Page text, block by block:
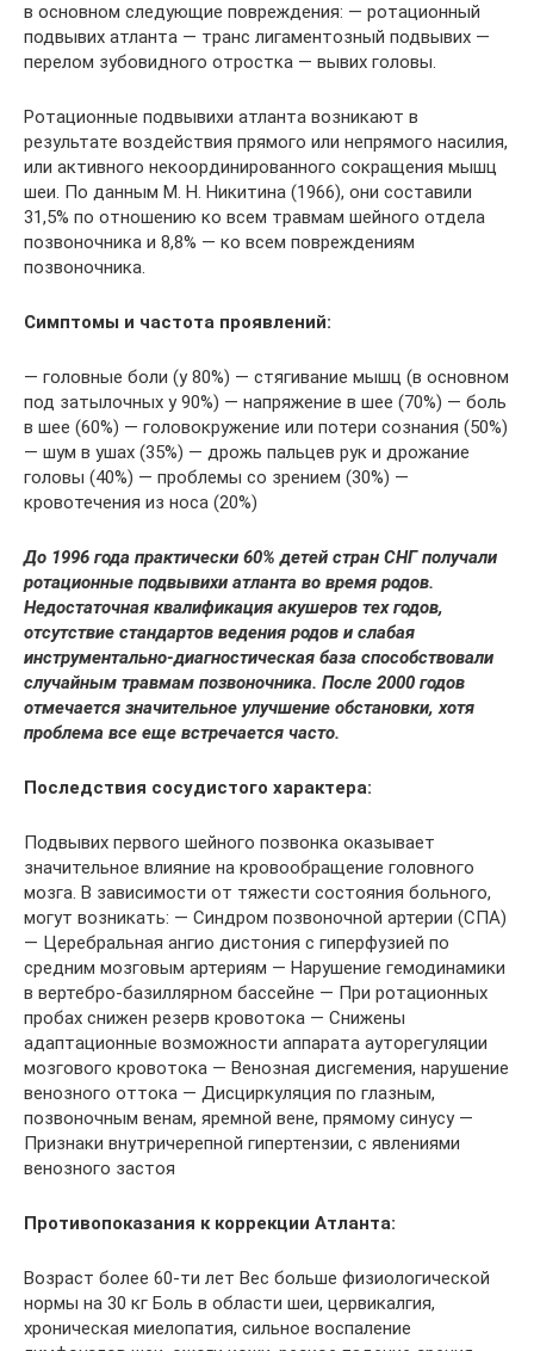
в основном следующие повреждения: — ротационный
подвывих атланта — транс лигаментозный подвывих —
перелом зубовидного отростка — вывих головы.
Ротационные подвывихи атланта возникают в
результате воздействия прямого или непрямого насилия,
или активного некоординированного сокращения мышц
шеи. По данным М. Н. Никитина (1966), они составили
31,5% по отношению ко всем травмам шейного отдела
позвоночника и 8,8% — ко всем повреждениям
позвоночника.
Симптомы и частота проявлений:
— головные боли (у 80%) — стягивание мышц (в основном
под затылочных у 90%) — напряжение в шее (70%) — боль
в шее (60%) — головокружение или потери сознания (50%)
— шум в ушах (35%) — дрожь пальцев рук и дрожание
головы (40%) — проблемы со зрением (30%) —
кровотечения из носа (20%)
До 1996 года практически 60% детей стран СНГ получали
ротационные подвывихи атланта во время родов.
Недостаточная квалификация акушеров тех годов,
отсутствие стандартов ведения родов и слабая
инструментально-диагностическая база способствовали
случайным травмам позвоночника. После 2000 годов
отмечается значительное улучшение обстановки, хотя
проблема все еще встречается часто.
Последствия сосудистого характера:
Подвывих первого шейного позвонка оказывает
значительное влияние на кровообращение головного
мозга. В зависимости от тяжести состояния больного,
могут возникать: — Синдром позвоночной артерии (СПА)
— Церебральная ангио дистония с гиперфузией по
средним мозговым артериям — Нарушение гемодинамики
в вертебро-базиллярном бассейне — При ротационных
пробах снижен резерв кровотока — Снижены
адаптационные возможности аппарата ауторегуляции
мозгового кровотока — Венозная дисгемения, нарушение
венозного оттока — Дисциркуляция по глазным,
позвоночным венам, яремной вене, прямому синусу —
Признаки внутричерепной гипертензии, с явлениями
венозного застоя
Противопоказания к коррекции Атланта:
Возраст более 60-ти лет Вес больше физиологической
нормы на 30 кг Боль в области шеи, цервикалгия,
хроническая миелопатия, сильное воспаление